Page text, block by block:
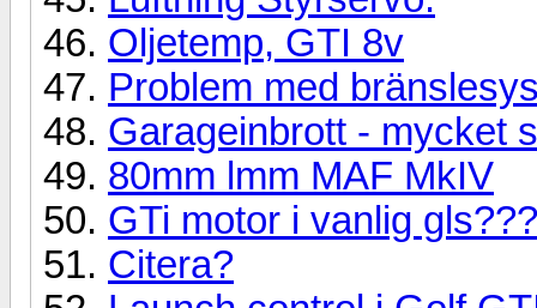
Oljetemp, GTI 8v
Problem med
Garageinbrott - mycket
80mm lmm MAF MkIV
GTi motor i vanlig gls???
Citera?